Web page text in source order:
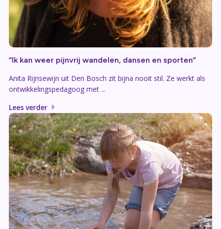
“Ik kan weer pijnvrij wandelen, dansen en sporten”
Anita Rijnsewijn uit Den Bosch zit bijna nooit stil. Ze werkt als
ontwikkelingspedagoog met ...
Lees verder